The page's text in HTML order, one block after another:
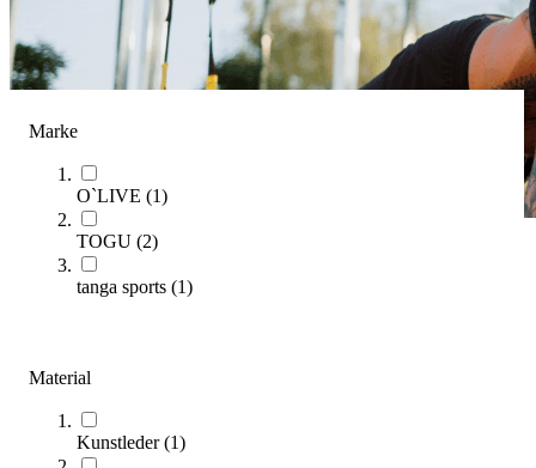
Marke
O`LIVE (1)
TOGU (2)
tanga sports (1)
Material
Kunstleder(1)
Gewichtswesten
Maximieren Sie Ihre Trainingsleistung mit der passenden
Informationen, um das ideale Modell für Ihr Training auszuwählen.
Zum Ratgeber